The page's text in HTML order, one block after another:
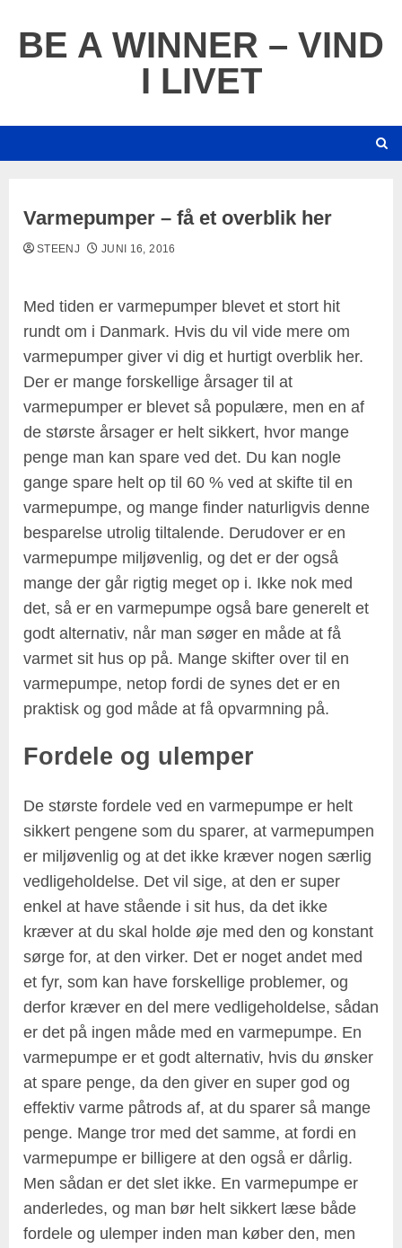
contentBE A WINNER – VIND
I LIVET
Varmepumper – få et overblik her
STEENJ JUNI 16, 2016
Med tiden er varmepumper blevet et stort hit
rundt om i Danmark. Hvis du vil vide mere om
varmepumper giver vi dig et hurtigt overblik her.
Der er mange forskellige årsager til at
varmepumper er blevet så populære, men en af
de største årsager er helt sikkert, hvor mange
penge man kan spare ved det. Du kan nogle
gange spare helt op til 60 % ved at skifte til en
varmepumpe, og mange finder naturligvis denne
besparelse utrolig tiltalende. Derudover er en
varmepumpe miljøvenlig, og det er der også
mange der går rigtig meget op i. Ikke nok med
det, så er en varmepumpe også bare generelt et
godt alternativ, når man søger en måde at få
varmet sit hus op på. Mange skifter over til en
varmepumpe, netop fordi de synes det er en
praktisk og god måde at få opvarmning på.
Fordele og ulemper
De største fordele ved en varmepumpe er helt
sikkert pengene som du sparer, at varmepumpen
er miljøvenlig og at det ikke kræver nogen særlig
vedligeholdelse. Det vil sige, at den er super
enkel at have stående i sit hus, da det ikke
kræver at du skal holde øje med den og konstant
sørge for, at den virker. Det er noget andet med
et fyr, som kan have forskellige problemer, og
derfor kræver en del mere vedligeholdelse, sådan
er det på ingen måde med en varmepumpe. En
varmepumpe er et godt alternativ, hvis du ønsker
at spare penge, da den giver en super god og
effektiv varme påtrods af, at du sparer så mange
penge. Mange tror med det samme, at fordi en
varmepumpe er billigere at den også er dårlig.
Men sådan er det slet ikke. En varmepumpe er
anderledes, og man bør helt sikkert læse både
fordele og ulemper inden man køber den, men